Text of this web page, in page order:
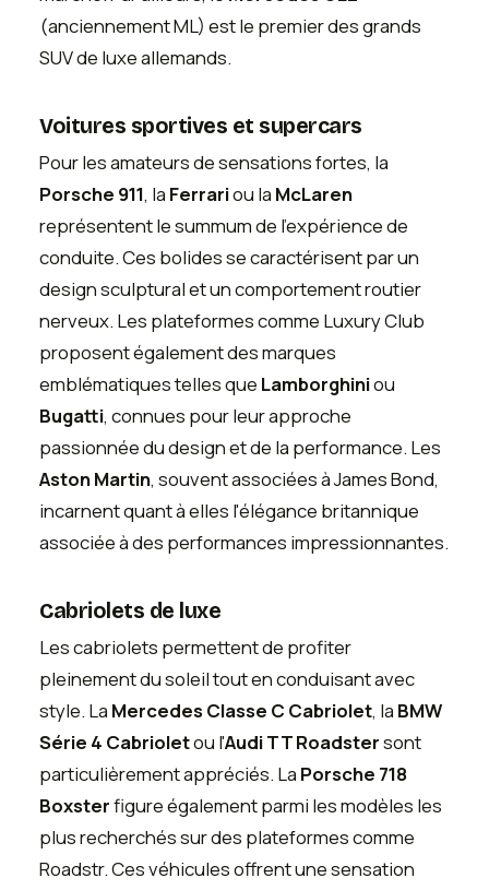
(anciennement ML) est le premier des grands
SUV de luxe allemands.
Voitures sportives et supercars
Pour les amateurs de sensations fortes, la
Porsche 911, la Ferrariou la McLaren
représentent le summum de l'expérience de
conduite. Ces bolides se caractérisent par un
design sculptural et un comportement routier
nerveux. Les plateformes comme Luxury Club
proposent également des marques
emblématiques telles que Lamborghiniou
Bugatti, connues pour leur approche
passionnée du design et de la performance. Les
Aston Martin, souvent associées à James Bond,
incarnent quant à elles l'élégance britannique
associée à des performances impressionnantes.
Cabriolets de luxe
Les cabriolets permettent de profiter
pleinement du soleil tout en conduisant avec
style. La Mercedes Classe C Cabriolet, la BMW
Série 4 Cabrioletou l'Audi TT Roadstersont
particulièrement appréciés. La Porsche 718
Boxsterfigure également parmi les modèles les
plus recherchés sur des plateformes comme
Roadstr. Ces véhicules offrent une sensation